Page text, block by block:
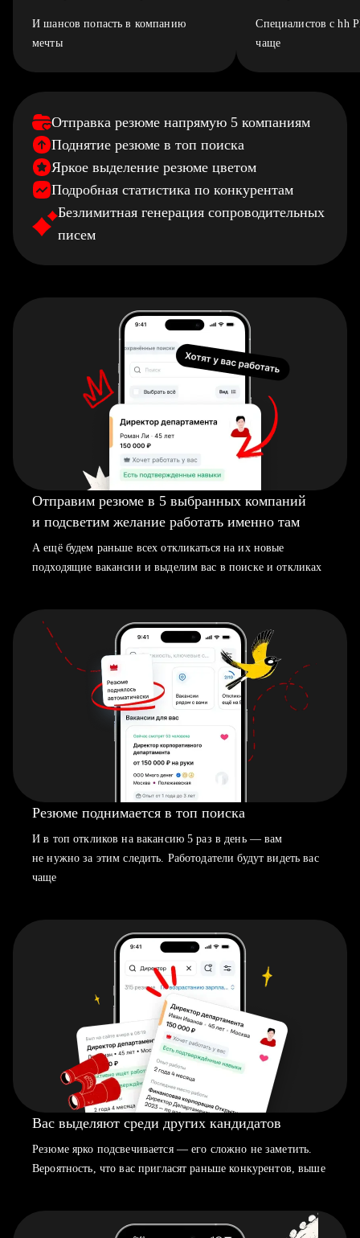
И шансов попасть в компанию
мечты
Специалистов с hh
чаще
Отправка резюме напрямую 5 компаниям
Поднятие резюме в топ поиска
Яркое выделение резюме цветом
Подробная статистика по конкурентам
Безлимитная генерация сопроводительных
писем
Отправим резюме в 5 выбранных компаний
и подсветим желание работать именно там
А ещё будем раньше всех откликаться на их новые
подходящие вакансии и выделим вас в поиске и откликах
Резюме поднимается в топ поиска
И в топ откликов на вакансию 5 раз в день — вам
не нужно за этим следить. Работодатели будут видеть вас
чаще
Вас выделяют среди других кандидатов
Резюме ярко подсвечивается — его сложно не заметить.
Вероятность, что вас пригласят раньше конкурентов, выше